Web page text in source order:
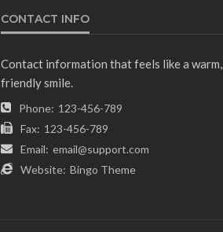
CONTACT INFO
Contact information that feels like a warm,
friendly smile.
Phone: 123-456-789
Fax: 123-456-789
Email: email@support.com
Website: Bingo Theme